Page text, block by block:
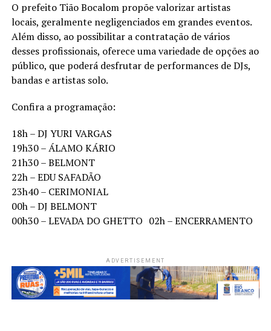
O prefeito Tião Bocalom propõe valorizar artistas
locais, geralmente negligenciados em grandes eventos.
Além disso, ao possibilitar a contratação de vários
desses profissionais, oferece uma variedade de opções ao
público, que poderá desfrutar de performances de DJs,
bandas e artistas solo.
Confira a programação:
18h – DJ YURI VARGAS
19h30 – ÁLAMO KÁRIO
21h30 – BELMONT
22h – EDU SAFADÃO
23h40 – CERIMONIAL
00h – DJ BELMONT
00h30 – LEVADA DO GHETTO 02h – ENCERRAMENTO
ADVERTISEMENT